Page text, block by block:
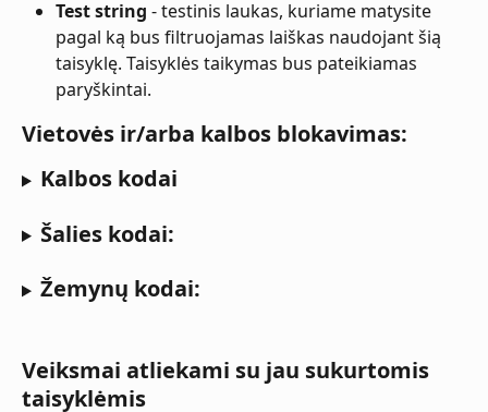
Test string - testinis laukas, kuriame matysite
pagal ką bus filtruojamas laiškas naudojant šią
taisyklę. Taisyklės taikymas bus pateikiamas
paryškintai.
Vietovės ir/arba kalbos blokavimas:
Kalbos kodai
Šalies kodai:
Žemynų kodai:
Veiksmai atliekami su jau sukurtomis
taisyklėmis